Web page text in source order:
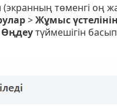
төменгі оң
>Жұмыс
Өңдеутүймешігін басып,